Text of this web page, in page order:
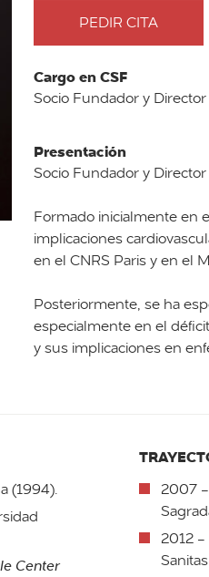
PEDIR CITA
Cargo en CSF
Socio Fundador y Director
Presentación
Socio Fundador y Director
Formado inicialmente en
implicaciones
en el CNRS Paris y en el
Posteriormente, se ha
especialmente en el
y sus implicaciones en
(1994).
Center
2007 -
2012 -